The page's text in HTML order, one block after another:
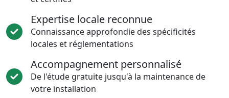
Expertise locale reconnue
Connaissance approfondie des spécificités
locales et réglementations
Accompagnement personnalisé
De l'étude gratuite jusqu'à la maintenance de
votre installation